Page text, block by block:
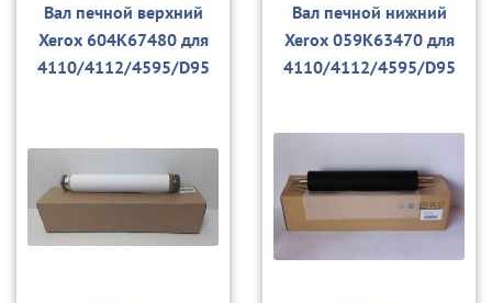
Вал печной верхний
Xerox 604K67480 для
4110/4112/4595/D95
Вал печной нижний
Xerox 059K63470 для
4110/4112/4595/D95